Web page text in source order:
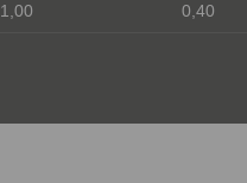
1,00 0,40